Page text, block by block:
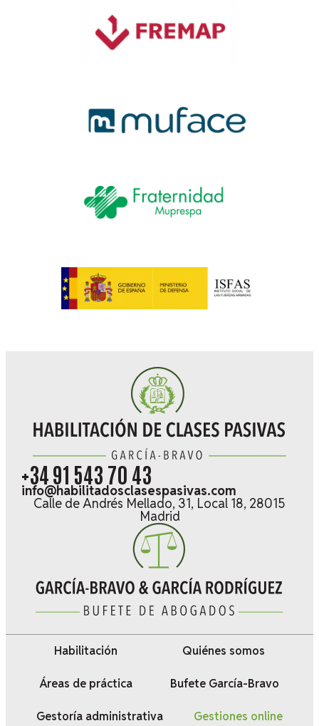
+34 91 543 70 43
info@habilitadosclasespasivas.com
Calle de Andrés Mellado, 31, Local 18, 28015
Madrid
Habilitación Quiénes somos
Áreas de práctica Bufete García-Bravo
Gestoría administrativa Gestiones online